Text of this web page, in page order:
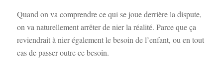
Quand on va comprendre ce qui se joue derrière la dispute,
on va naturellement arrêter de nier la réalité. Parce que ça
reviendrait à nier également le besoin de l’enfant, ou en tout
cas de passer outre ce besoin.